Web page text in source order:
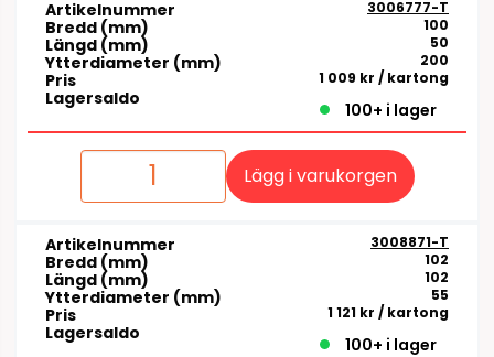
Artikelnummer 3006777-T
Bredd (mm) 100
Längd (mm) 50
Ytterdiameter (mm) 200
Pris 1 009 kr / kartong
Lagersaldo
100+ i lager
Lägg i varukorgen
Artikelnummer 3008871-T
Bredd (mm) 102
Längd (mm) 102
Ytterdiameter (mm) 55
Pris 1 121 kr / kartong
Lagersaldo
100+ i lager